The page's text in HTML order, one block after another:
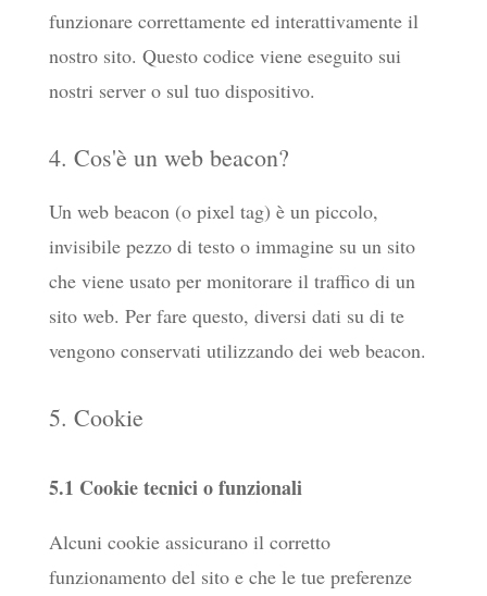
funzionare correttamente ed interattivamente il
nostro sito. Questo codice viene eseguito sui
nostri server o sul tuo dispositivo.
4. Cos'è un web beacon?
Un web beacon (o pixel tag) è un piccolo,
invisibile pezzo di testo o immagine su un sito
che viene usato per monitorare il traffico di un
sito web. Per fare questo, diversi dati su di te
vengono conservati utilizzando dei web beacon.
5. Cookie
5.1 Cookie tecnici o funzionali
Alcuni cookie assicurano il corretto
funzionamento del sito e che le tue preferenze